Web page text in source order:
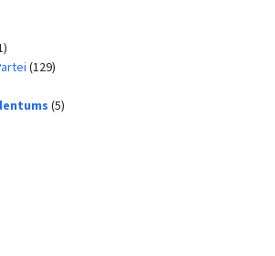
(129)
(5)